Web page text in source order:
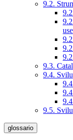
9.2.
use
9.3.
9.4.
9.5.
glossario